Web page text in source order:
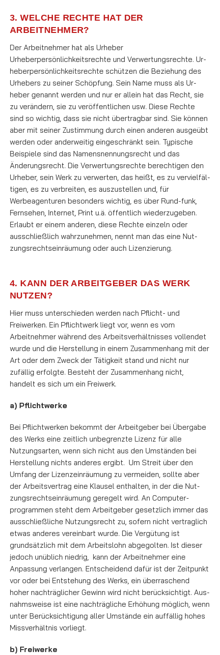
3. WELCHE RECHTE HAT DER
ARBEITNEHMER?
Der Arbeitnehmer hat als Urheber
Urheberpersönlichkeitsrechte und Verwertungsrechte. Ur­
he­ber­per­­sön­lich­keitsrech­­­te schützen die Beziehung des
Urhebers zu seiner Schöpfung. Sein Name muss als Ur­­
heber ge­nannt werden und nur er allein hat das Recht, sie
zu ver­än­dern, sie zu veröffentlichen usw. Diese Rech­te
sind so wichtig, dass sie nicht übertragbar sind. Sie können
aber mit seiner Zu­stim­mung durch einen anderen ausgeübt
werden oder an­der­wei­tig ein­ge­schränkt sein. Typische
Beispiele sind das Namensnennungsrecht und das
Änderungsrecht. Die Verwertungsrechte berechtigen den
Urheber, sein Werk zu verwerten, das heißt, es zu ver­viel­fäl­
ti­gen, es zu verbreiten, es auszustellen und, für
Werbeagenturen besonders wichtig, es über Rund-funk,
Fernsehen, Internet, Print u.ä. öffentlich wiederzugeben.
Erlaubt er einem anderen, diese Rechte einzeln oder
ausschließlich wahrzunehmen, nennt man das ei­­ne Nut­
zungs­rechtsein­räu­mung oder auch Lizenzierung.
4. KANN DER ARBEITGEBER DAS WERK
NUTZEN?
Hier muss unterschieden werden nach Pflicht- und
Freiwerken. Ein Pflichtwerk liegt vor, wenn es vom
Arbeitnehmer während des Arbeitsverhältnisses vollendet
wur­de und die Herstellung in einem Zu­sammenhang mit der
Art oder dem Zweck der Tätigkeit stand und nicht nur
zufällig er­folg­te. Besteht der Zusammenhang nicht,
handelt es sich um ein Freiwerk.
a) Pflichtwerke
Bei Pflichtwerken bekommt der Arbeitgeber bei Übergabe
des Werks eine zeitlich unbe­grenz­­­­te Lizenz für al­­le
Nutzungsarten, wenn sich nicht aus den Umständen bei
Herstellung nichts anderes ergibt. Um Streit über den
Umfang der Lizenzeinräumung zu vermeiden, sollte aber
der Arbeitsvertrag eine Klausel ent­halten, in der die Nut­
zungs­rechts­einräumung geregelt wird. An Com­pu­ter­
programmen steht dem Arbeitgeber gesetzlich immer das
aus­schließ­li­che Nut­zungs­recht zu, sofern nicht vertraglich
etwas anderes vereinbart wurde. Die Vergütung ist
grundsätzlich mit dem Arbeitslohn abgegolten. Ist dieser
jedoch unüblich niedrig, kann der Ar­beit­neh­mer eine
Anpassung verlangen. Ent­schei­dend dafür ist der Zeit­­­punkt
vor oder bei Entstehung des Werks, ein über­ra­schend
hoher nachträglicher Ge­winn wird nicht berücksichtigt. Aus­
nahmsweise ist eine nachträgliche Er­höhung mög­lich, wenn
unter Berücksichtigung aller Um­stän­de ein auf­fäl­­lig hohes
Missverhältnis vor­liegt.
b) Freiwerke